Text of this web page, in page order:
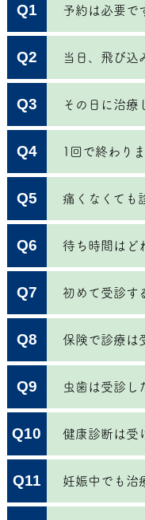
Q1 予約は必要で
Q2 当日、飛び込
Q3 その日に治療
Q4 1回で終わり
Q5 痛くなくても
Q6 待ち時間はど
Q7 初めて受診す
Q8 保険で診療は
Q9 虫歯は受診し
Q10 健康診断は受
Q11 妊娠中でも治